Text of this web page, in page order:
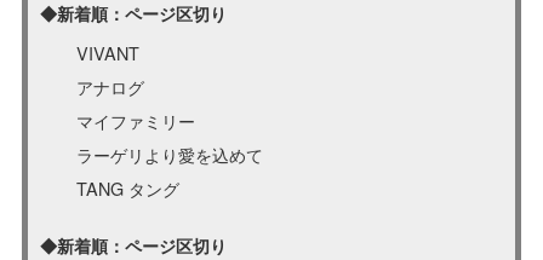
◆新着順：ページ区切り
VIVANT
アナログ
マイファミリー
ラーゲリより愛を込めて
TANG タング
◆新着順：ページ区切り